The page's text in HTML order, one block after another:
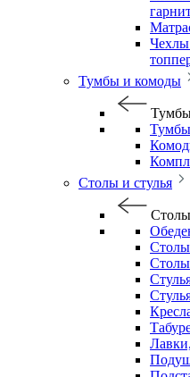
Чехлы
Тумбы и комоды
Столы и стулья
Столы
Столы
Столы